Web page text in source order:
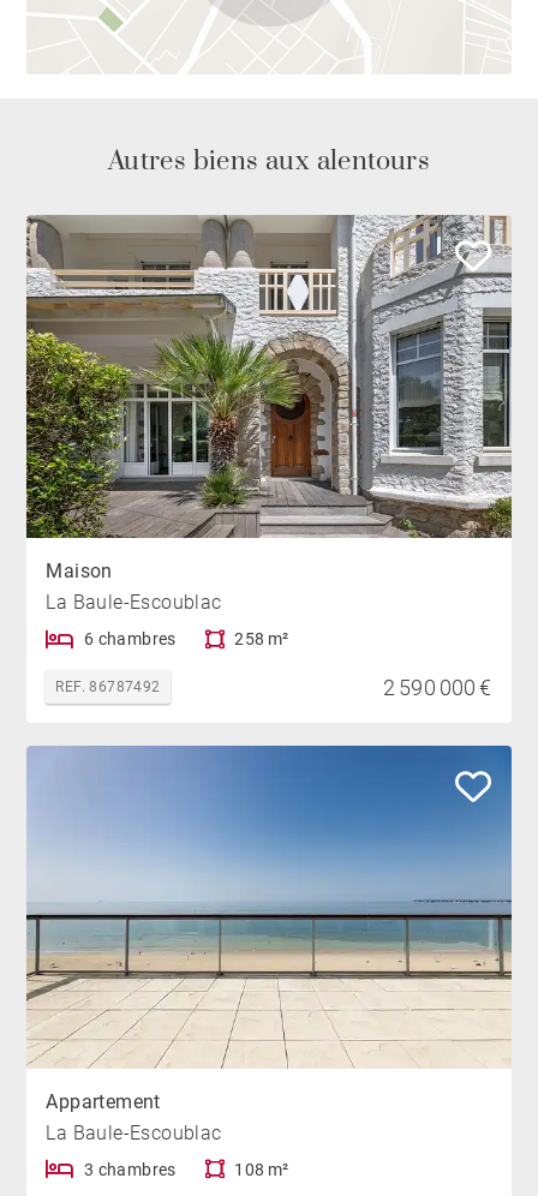
Autres biens aux alentours
Maison
La Baule-Escoublac
6 chambres 258 m²
REF. 86787492 2 590 000 €
Appartement
La Baule-Escoublac
3 chambres 108 m²